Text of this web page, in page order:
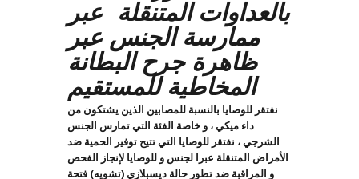
بالعداوات المتنقلة عبر
ممارسة الجنس عبر
ظاهرة جرح البطانة
المخاطية للمستقيم
نفتقر للوصايا بالنسبة للمصابين الذين يشتكون من
داء ميكي ، و خاصة الفئة التي تمارس الجنس
الشرجي ، نفتقر للوصايا التي تتيح توفير الحمية ضد
الأمراض المتنقلة عبرا لجنس و للوصايا لإنجاز الفحص
و المراقبة ضد تطور حالة ديسبلازي (تشويه) فتحة